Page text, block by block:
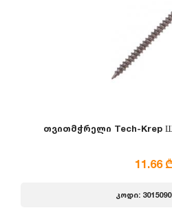
თვითმჭრელი Tech-Krep
11.66
კოდი: